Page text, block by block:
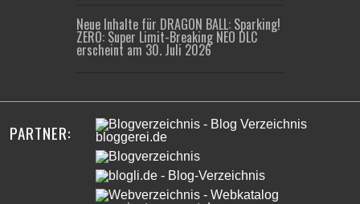
Neue Inhalte für DRAGON BALL: Sparking!
ZERO: Super Limit-Breaking NEO DLC
erscheint am 30. Juli 2026
PARTNER: